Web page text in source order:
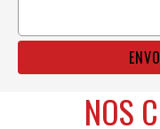
NOS